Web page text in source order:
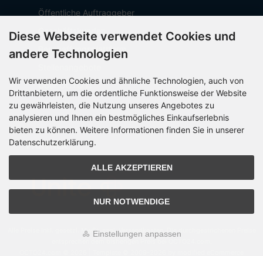
Öffentliche Auftraggeber
Geschäftskunden
Beschaffungsplattform
Über OCTO IT
Sitemap
PARTNER
Alle Preise inkl. gesetzl. MwSt. zzgl.Versandkosten
Diese Webseite verwendet Cookies und
andere Technologien
Wir verwenden Cookies und ähnliche Technologien, auch von
Drittanbietern, um die ordentliche Funktionsweise der Website
zu gewährleisten, die Nutzung unseres Angebotes zu
analysieren und Ihnen ein bestmögliches Einkaufserlebnis
bieten zu können. Weitere Informationen finden Sie in unserer
Datenschutzerklärung.
ALLE AKZEPTIEREN
NUR NOTWENDIGE
Einstellungen anpassen